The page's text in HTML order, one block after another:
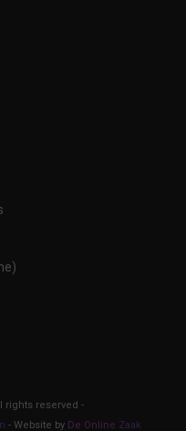
rights reserved -
- Website by De Online Zaak